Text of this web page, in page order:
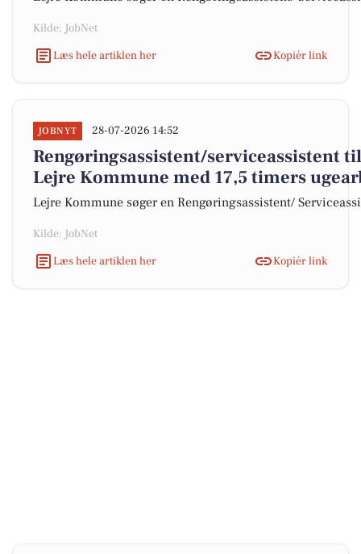
Kilde: JobNet
Læs hele artiklen her
Kopiér link
JOBNYT 28-07-2026 14:52
Rengøringsassistent/serviceassistent
Lejre Kommune med 17,5 timers
Lejre Kommune søger en Rengøringsassistent/
Kilde: JobNet
Læs hele artiklen her
Kopiér link